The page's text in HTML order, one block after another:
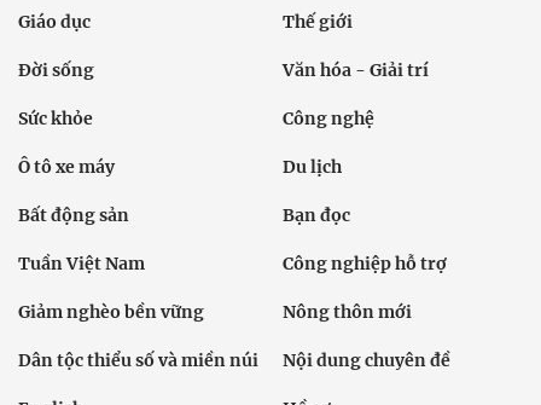
Giáo dục Thế giới
Đời sống Văn hóa - Giải trí
Sức khỏe Công nghệ
Ô tô xe máy Du lịch
Bất động sản Bạn đọc
Tuần Việt Nam Công nghiệp hỗ trợ
Giảm nghèo bền vững Nông thôn mới
Dân tộc thiểu số và miền núi Nội dung chuyên đề